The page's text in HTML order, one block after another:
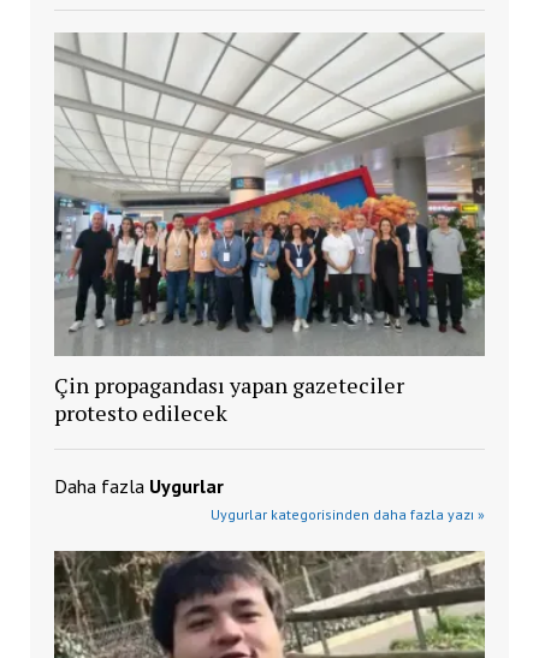
Çin propagandası yapan gazeteciler
protesto edilecek
Daha fazla Uygurlar
Uygurlar kategorisinden daha fazla yazı »